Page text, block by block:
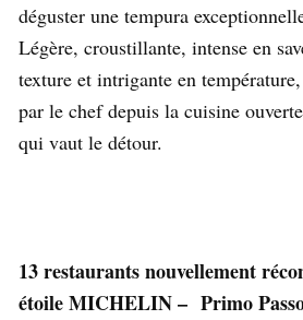
déguster une tempura
Légère, croustillante, intense en
texture et intrigante en
par le chef depuis la cuisine
qui vaut le détour.
13 restaurants nouvellement
étoile MICHELIN – Primo